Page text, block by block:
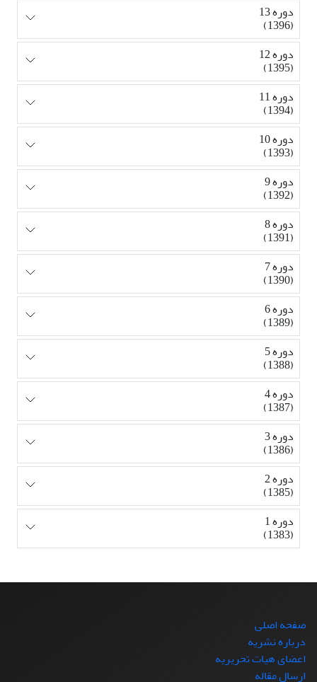
دوره 13
(1396)
دوره 12
(1395)
دوره 11
(1394)
دوره 10
(1393)
دوره 9
(1392)
دوره 8
(1391)
دوره 7
(1390)
دوره 6
(1389)
دوره 5
(1388)
دوره 4
(1387)
دوره 3
(1386)
دوره 2
(1385)
دوره 1
(1383)
صفحه اصلی
درباره نشریه
اعضای هیات تحریریه
ارسال مقاله